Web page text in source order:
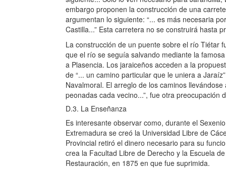
embargo proponen la construcción de una
argumentan lo siguiente: “... es más necesaria
Castilla...” Esta carretera no se construirá hasta
La construcción de un puente sobre el río Tiétar
que el río se seguía salvando mediante la
a Plasencia. Los jaraiceños acceden a la
de “... un camino particular que le uniera a
Navalmoral. El arreglo de los caminos
peonadas cada vecino...”, fue otra preocupación
D.3. La Enseñanza
Es interesante observar como, durante el
Extremadura se creó la Universidad Libre de
Provincial retiró el dinero necesario para su
crea la Facultad Libre de Derecho y la Escuela
Restauración, en 1875 en que fue suprimida.